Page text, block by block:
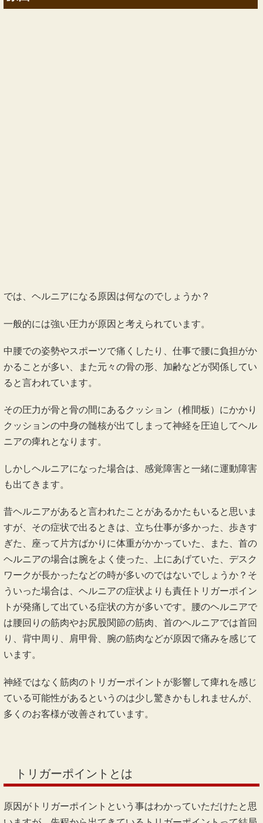
では、ヘルニアになる原因は何なのでしょうか？
一般的には強い圧力が原因と考えられています。
中腰での姿勢やスポーツで痛くしたり、仕事で腰に負担がか
かることが多い、また元々の骨の形、加齢などが関係してい
ると言われています。
その圧力が骨と骨の間にあるクッション（椎間板）にかかり
クッションの中身の髄核が出てしまって神経を圧迫してヘル
ニアの痺れとなります。
しかしヘルニアになった場合は、感覚障害と一緒に運動障害
も出てきます。
昔ヘルニアがあると言われたことがあるかたもいると思いま
すが、その症状で出るときは、立ち仕事が多かった、歩きす
ぎた、座って片方ばかりに体重がかかっていた、また、首の
ヘルニアの場合は腕をよく使った、上にあげていた、デスク
ワークが長かったなどの時が多いのではないでしょうか？そ
ういった場合は、ヘルニアの症状よりも責任トリガーポイン
トが発痛して出ている症状の方が多いです。腰のヘルニアで
は腰回りの筋肉やお尻股関節の筋肉、首のヘルニアでは首回
り、背中周り、肩甲骨、腕の筋肉などが原因で痛みを感じて
います。
神経ではなく筋肉のトリガーポイントが影響して痺れを感じ
ている可能性があるというのは少し驚きかもしれませんが、
多くのお客様が改善されています。
トリガーポイントとは
原因がトリガーポイントという事はわかっていただけたと思